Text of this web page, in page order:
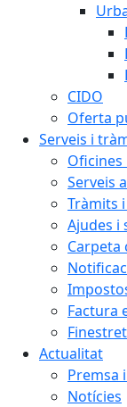
CIDO
Oferta
Serveis i
Serveis
Tràmits
Ajudes i
Carpeta
Factura
Actualitat
Premsa
Notícies